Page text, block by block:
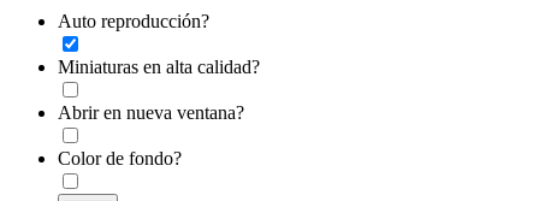
Auto reproducción?
Miniaturas en alta calidad?
Abrir en nueva ventana?
Color de fondo?